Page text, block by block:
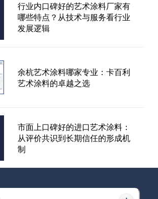
极简奶油风装修怎么选墙面漆？
蛋壳光艺术漆真的高级又环保
艺术漆和墙布哪个好？从环保与
耐用性来看，卡百利给出了新的
答案
行业内口碑好的艺术涂料厂家有
哪些特点？从技术与服务看行业
发展逻辑
余杭艺术涂料哪家专业：卡百利
艺术涂料的卓越之选
市面上口碑好的进口艺术涂料：
从评价共识到长期信任的形成机
制